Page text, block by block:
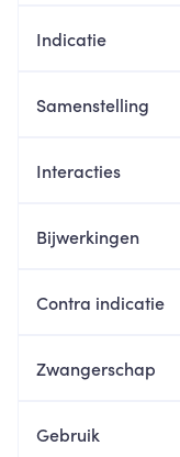
Indicatie
Samenstelling
Interacties
Bijwerkingen
Contra indicatie
Zwangerschap
Gebruik